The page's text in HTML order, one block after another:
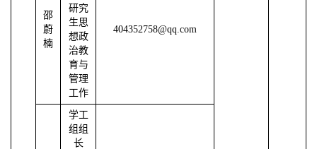
邵
蔚
楠
研究
生思
想政
治教
育与
管理
工作
404352758@qq.com
学工
组组
长